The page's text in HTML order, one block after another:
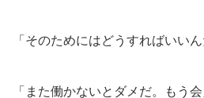
「そのためにはどうすればいいん
「また働かないとダメだ。もう会